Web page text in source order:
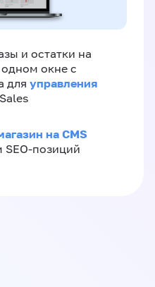
и остатки на
одном окне с
для управления
на CMS
SEO-позиций